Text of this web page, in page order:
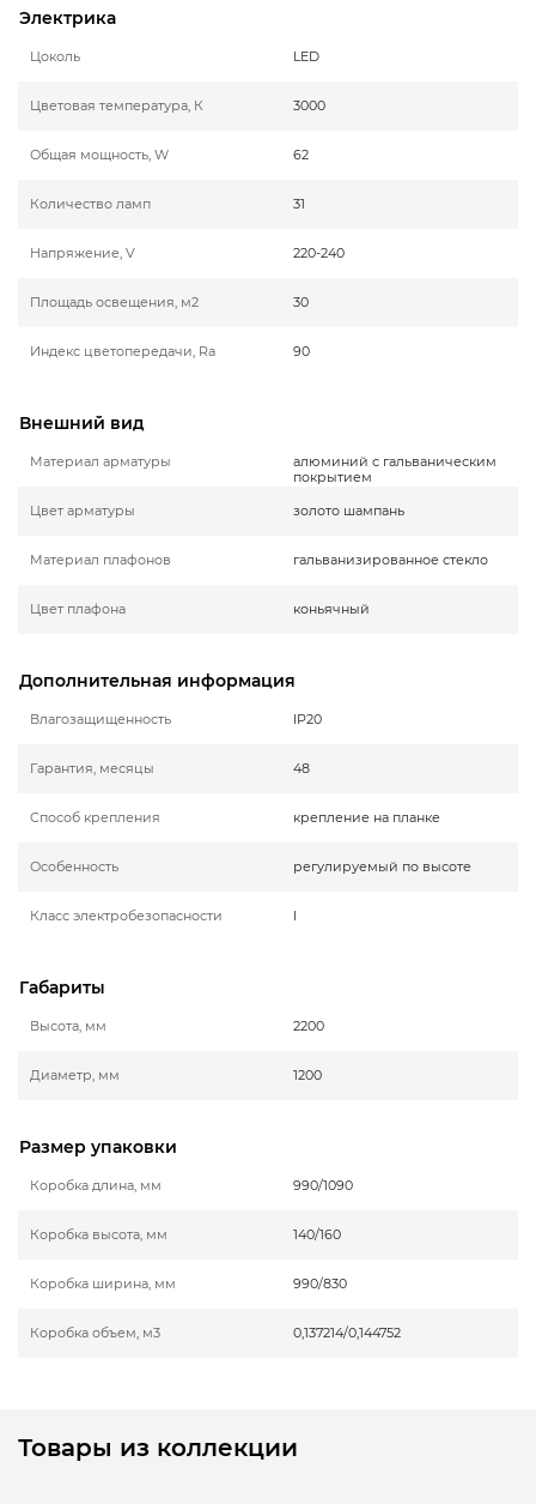
Электрика
Цоколь LED
Цветовая температура, К 3000
Общая мощность, W 62
Количество ламп 31
Напряжение, V 220-240
Площадь освещения, м2 30
Индекс цветопередачи, Ra 90
Внешний вид
Материал арматуры
алюминий с гальваническим
покрытием
Цвет арматуры
золото шампань
Материал плафонов гальванизированное стекло
Цвет плафона коньячный
Дополнительная информация
Влагозащищенность IP20
Гарантия, месяцы 48
Способ крепления крепление на планке
Особенность регулируемый по высоте
Класс электробезопасности I
Габариты
Высота, мм 2200
Диаметр, мм 1200
Размер упаковки
Коробка длина, мм 990/1090
Коробка высота, мм 140/160
Коробка ширина, мм 990/830
Коробка объем, м3 0,137214/0,144752
Товары из коллекции